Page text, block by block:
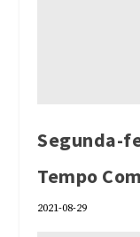
Segunda-
Tempo
2021-08-29